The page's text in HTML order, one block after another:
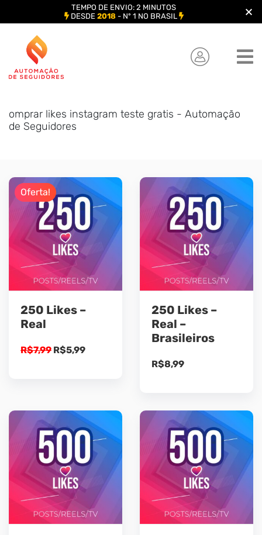
content
omprar likes instagram teste gratis - Automação
de Seguidores
Oferta!
250 Likes –
Real
R$7,99 O
R$7,99.
R$5,99O
R$5,99.
250 Likes –
Real –
Brasileiros
R$8,99
TEMPO DE ENVIO: 2 MINUTOS
DESDE 2018- Nº 1 NO BRASIL